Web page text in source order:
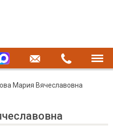
Мария Вячеславовна